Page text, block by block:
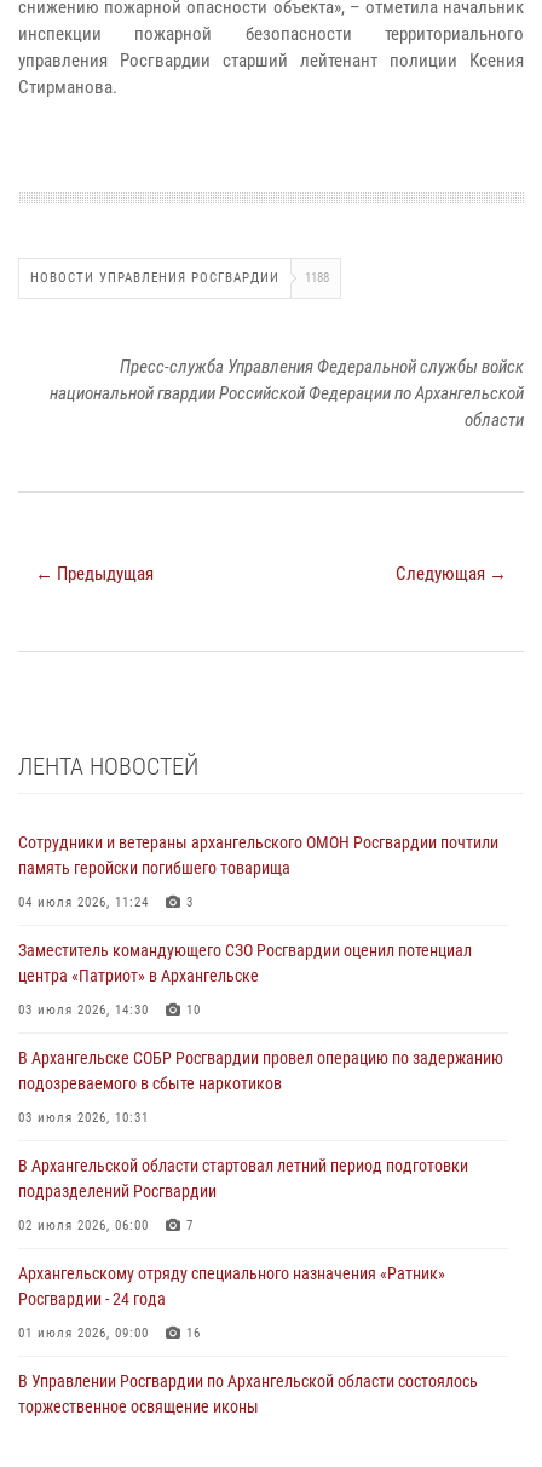
снижению пожарной опасности объекта», – отметила начальник
инспекции пожарной безопасности территориального
управления Росгвардии старший лейтенант полиции Ксения
Стирманова.
НОВОСТИ УПРАВЛЕНИЯ РОСГВАРДИИ 1188
Пресс-служба Управления Федеральной службы войск
национальной гвардии Российской Федерации по Архангельской
области
← Предыдущая Следующая →
ЛЕНТА НОВОСТЕЙ
Сотрудники и ветераны архангельского ОМОН Росгвардии почтили
память геройски погибшего товарища
04 июля 2026, 11:24 3
Заместитель командующего СЗО Росгвардии оценил потенциал
центра «Патриот» в Архангельске
03 июля 2026, 14:30 10
В Архангельске СОБР Росгвардии провел операцию по задержанию
подозреваемого в сбыте наркотиков
03 июля 2026, 10:31
В Архангельской области стартовал летний период подготовки
подразделений Росгвардии
02 июля 2026, 06:00 7
Архангельскому отряду специального назначения «Ратник»
Росгвардии - 24 года
01 июля 2026, 09:00 16
В Управлении Росгвардии по Архангельской области состоялось
торжественное освящение иконы